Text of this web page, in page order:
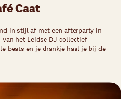
Caat
in stijl af met een afterparty in
van het Leidse DJ-collectief
beats en je drankje haal je bij de